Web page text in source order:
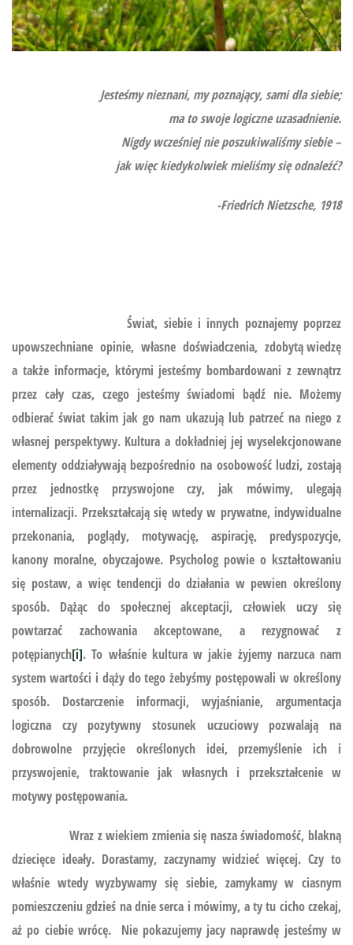
Jesteśmy nieznani, my poznający, sami dla siebie;
ma to swoje logiczne uzasadnienie.
Nigdy wcześniej nie poszukiwaliśmy siebie –
jak więc kiedykolwiek mieliśmy się odnaleźć?
-Friedrich Nietzsche, 1918
Świat, siebie i innych poznajemy poprzez
upowszechniane opinie, własne doświadczenia, zdobytą wiedzę
a także informacje, którymi jesteśmy bombardowani z zewnątrz
przez cały czas, czego jesteśmy świadomi bądź nie. Możemy
odbierać świat takim jak go nam ukazują lub patrzeć na niego z
własnej perspektywy. Kultura a dokładniej jej wyselekcjonowane
elementy oddziaływają bezpośrednio na osobowość ludzi, zostają
przez jednostkę przyswojone czy, jak mówimy, ulegają
internalizacji. Przekształcają się wtedy w prywatne, indywidualne
przekonania, poglądy, motywację, aspirację, predyspozycje,
kanony moralne, obyczajowe. Psycholog powie o kształtowaniu
się postaw, a więc tendencji do działania w pewien określony
sposób. Dążąc do społecznej akceptacji, człowiek uczy się
powtarzać zachowania akceptowane, a rezygnować z
potępianych[i]. To właśnie kultura w jakie żyjemy narzuca nam
system wartości i dąży do tego żebyśmy postępowali w określony
sposób. Dostarczenie informacji, wyjaśnianie, argumentacja
logiczna czy pozytywny stosunek uczuciowy pozwalają na
dobrowolne przyjęcie określonych idei, przemyślenie ich i
przyswojenie, traktowanie jak własnych i przekształcenie w
motywy postępowania.
Wraz z wiekiem zmienia się nasza świadomość, blakną
dziecięce ideały. Dorastamy, zaczynamy widzieć więcej. Czy to
właśnie wtedy wyzbywamy się siebie, zamykamy w ciasnym
pomieszczeniu gdzieś na dnie serca i mówimy, a ty tu cicho czekaj,
aż po ciebie wrócę. Nie pokazujemy jacy naprawdę jesteśmy w